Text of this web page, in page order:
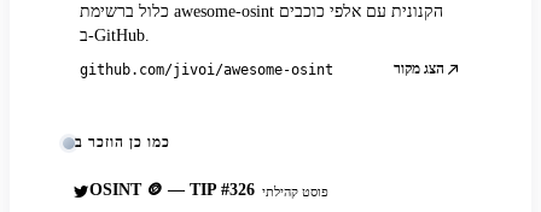
כלול ברשימת awesome-osint הקנונית עם אלפי כוכבים
ב-GitHub.
github.com/jivoi/awesome-osint הצג מקור
כמו כן הוזכר ב
OSINT 🪙 — TIP #326 פוסט קהילתי